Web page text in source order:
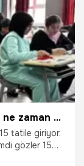
15 tatil ne zaman bitiyor? 2. dönem ne zaman başlıyor 2024, 15 tatil uzayacak mı 2024?
tatile giriyor.
gözler 15